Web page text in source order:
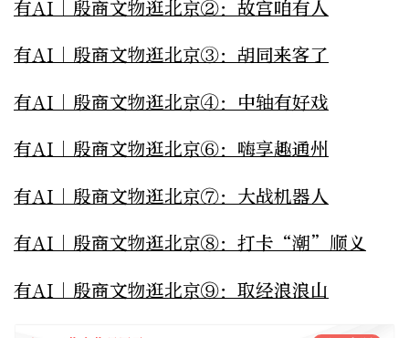
有AI｜殷商文物逛北京②：故宫咱有人
有AI｜殷商文物逛北京③：胡同来客了
有AI｜殷商文物逛北京④：中轴有好戏
有AI｜殷商文物逛北京⑥：嗨享趣通州
有AI｜殷商文物逛北京⑦：大战机器人
有AI｜殷商文物逛北京⑧：打卡“潮”顺义
有AI｜殷商文物逛北京⑨：取经浪浪山